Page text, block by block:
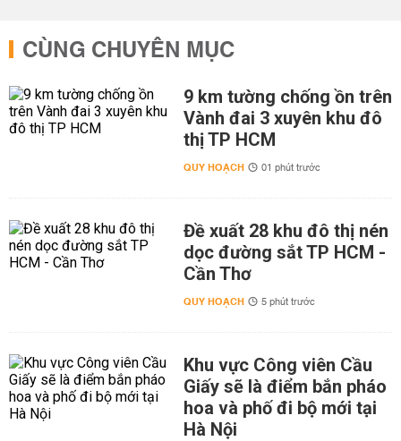
CÙNG CHUYÊN MỤC
9 km tường chống ồn trên
Vành đai 3 xuyên khu đô
thị TP HCM
QUY HOẠCH 01 phút trước
Đề xuất 28 khu đô thị nén
dọc đường sắt TP HCM -
Cần Thơ
QUY HOẠCH 5 phút trước
Khu vực Công viên Cầu
Giấy sẽ là điểm bắn pháo
hoa và phố đi bộ mới tại
Hà Nội